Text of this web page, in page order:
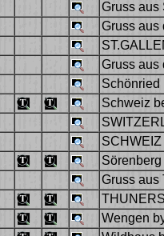
Gruss aus
Gruss aus
Gruss aus
Schönried
Schweiz
Gruss aus
Wengen